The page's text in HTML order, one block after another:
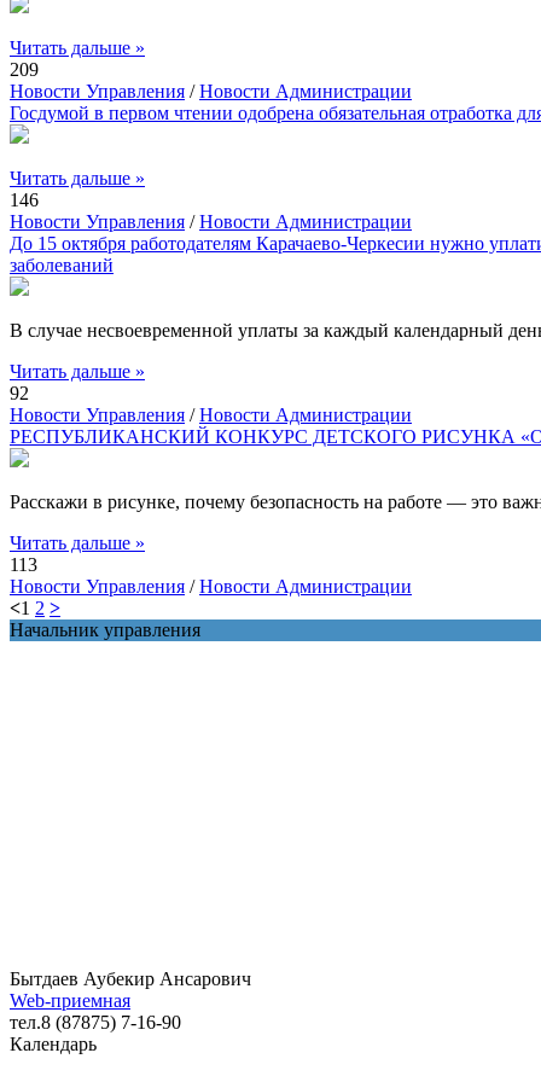
Читать дальше »
209
Новости Управления /Новости Администрации
Госдумой в первом чтении одобрена обязательная отработка
Читать дальше »
146
Новости Управления /Новости Администрации
До 15 октября работодателям Карачаево-Черкесии нужно
заболеваний
В случае несвоевременной уплаты за каждый календарный
Читать дальше »
92
Новости Управления /Новости Администрации
РЕСПУБЛИКАНСКИЙ КОНКУРС ДЕТСКОГО РИСУНКА
Расскажи в рисунке, почему безопасность на работе —
Читать дальше »
113
Новости Управления /Новости Администрации
<1 2 >
Начальник управления
Бытдаев Аубекир Ансарович
Web-приемная
тел.8 (87875) 7-16-90
Календарь